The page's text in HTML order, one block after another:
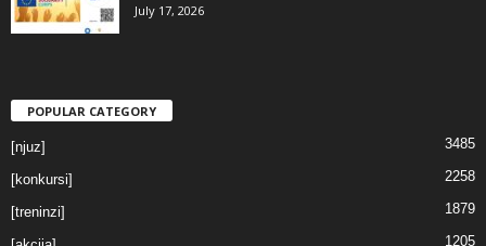
July 17, 2026
POPULAR CATEGORY
[njuz] 3485
[konkursi] 2258
[treninzi] 1879
1205